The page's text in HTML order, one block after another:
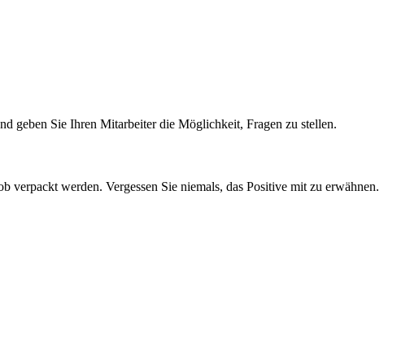
geben Sie Ihren Mitarbeiter die Möglichkeit, Fragen zu stellen.
werden. Vergessen Sie niemals, das Positive mit zu erwähnen.